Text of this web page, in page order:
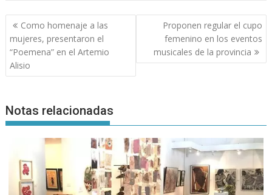
Navegación
de
entradas
Como homenaje a las
mujeres, presentaron el
“Poemena” en el Artemio
Alisio
Proponen regular el cupo
femenino en los eventos
musicales de la provincia
Notas relacionadas